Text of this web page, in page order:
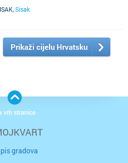
Sisak
Prikaži cijelu Hrvatsku
gradova
vrh stranice